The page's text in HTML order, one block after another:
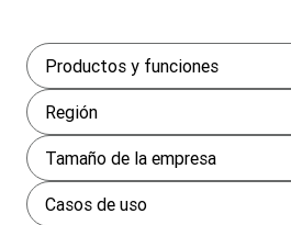
Productos y funciones
Región
Tamaño de la empresa
Casos de uso